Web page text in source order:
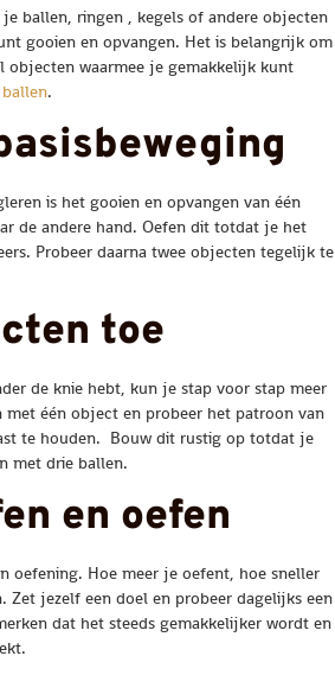
ballen, ringen , kegels of andere objecten
gooien en opvangen. Het is belangrijk om
objecten waarmee je gemakkelijk kunt
.
is het gooien en opvangen van één
de andere hand. Oefen dit totdat je het
Probeer daarna twee objecten tegelijk te
toe
de knie hebt, kun je stap voor stap meer
één object en probeer het patroon van
te houden. Bouw dit rustig op totdat je
met drie ballen.
en oefen
oefening. Hoe meer je oefent, hoe sneller
Zet jezelf een doel en probeer dagelijks een
dat het steeds gemakkelijker wordt en